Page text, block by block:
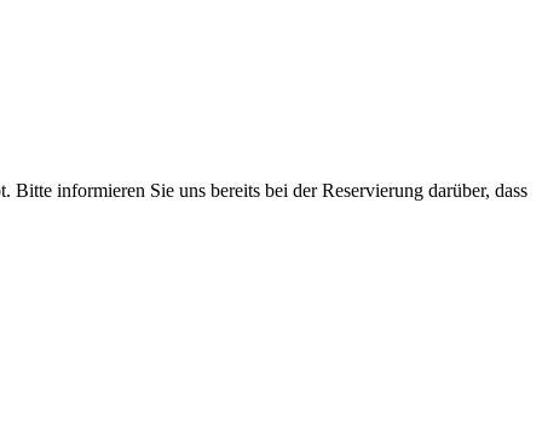
informieren Sie uns bereits bei der Reservierung darüber, dass